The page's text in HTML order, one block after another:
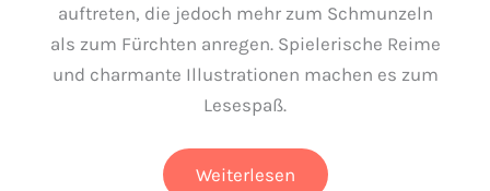
auftreten, die jedoch mehr zum Schmunzeln
als zum Fürchten anregen. Spielerische Reime
und charmante Illustrationen machen es zum
Lesespaß.
Eins
Weiterlesen